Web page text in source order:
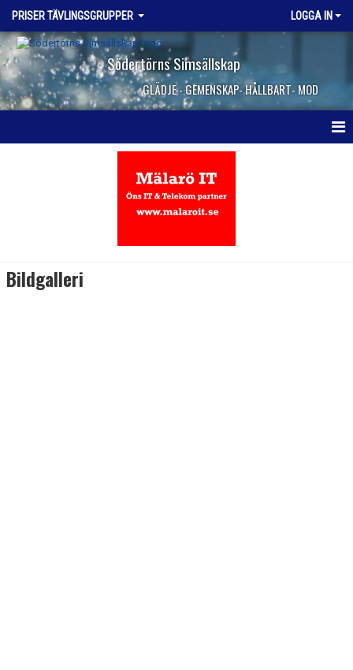
PRISER TÄVLINGSGRUPPER LOGGA IN
Södertörns Simsällskap
GLÄDJE - GEMENSKAP- HÅLLBART- MOD
Bildgalleri